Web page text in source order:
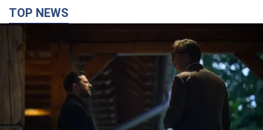
TOP NEWS